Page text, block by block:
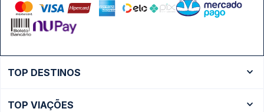
TOP DESTINOS
TOP VIAÇÕES